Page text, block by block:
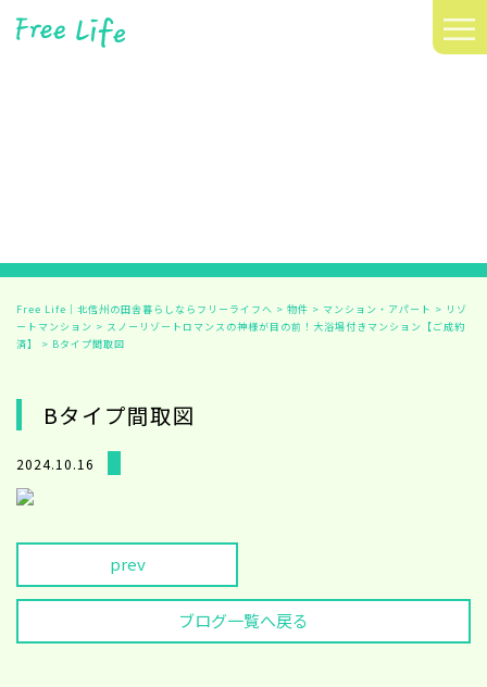
≡
Free Life｜北信州の田舎暮らしならフリーライフへ > 物件 > マンション・アパート > リゾ
ートマンション > スノーリゾートロマンスの神様が目の前！大浴場付きマンション【ご成約
済】
> Bタイプ間取図
Bタイプ間取図
2024.10.16
prev
ブログ一覧へ戻る